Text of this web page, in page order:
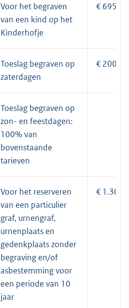
Voor het begraven
van een kind op het
Kinderhofje
€ 695
Toeslag begraven op
zaterdagen
€ 200
Toeslag begraven op
zon- en feestdagen:
100% van
bovenstaande
tarieven
Voor het reserveren
van een particulier
graf, urnengraf,
urnenplaats en
gedenkplaats zonder
begraving en/of
asbestemming voor
een periode van 10
jaar
€ 1.300